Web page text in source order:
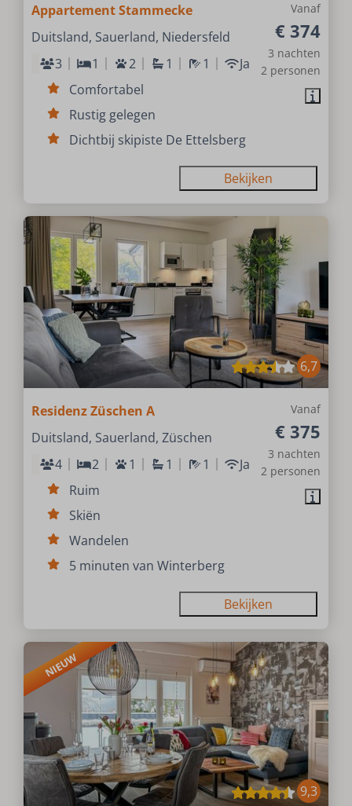
Vanaf
€ 374
3 nachten
2 personen
Appartement Stammecke
Duitsland, Sauerland, Niedersfeld
3
1 2 1 1
Ja
Comfortabel
Rustig gelegen
Dichtbij skipiste De Ettelsberg
Bekijken
6,7
Vanaf
€ 375
3 nachten
2 personen
Residenz Züschen A
Duitsland, Sauerland, Züschen
4
2 1 1 1
Ja
Ruim
Skiën
Wandelen
5 minuten van Winterberg
Bekijken
NIEUW
9,3